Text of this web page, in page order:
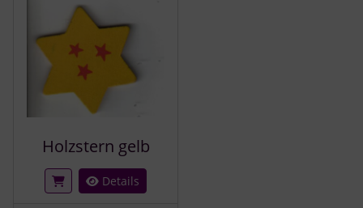
Holzstern gelb
Details